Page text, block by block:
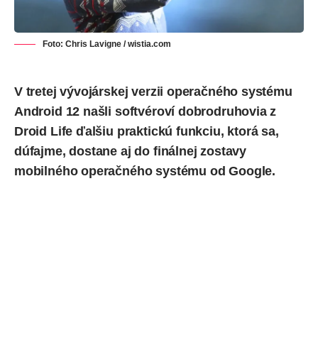
Foto: Chris Lavigne / wistia.com
V tretej vývojárskej verzii operačného systému
Android 12 našli softvéroví dobrodruhoviaz
Droid Life ďalšiu praktickú funkciu, ktorá sa,
dúfajme, dostane aj do finálnej zostavy
mobilného operačného systému od Google.